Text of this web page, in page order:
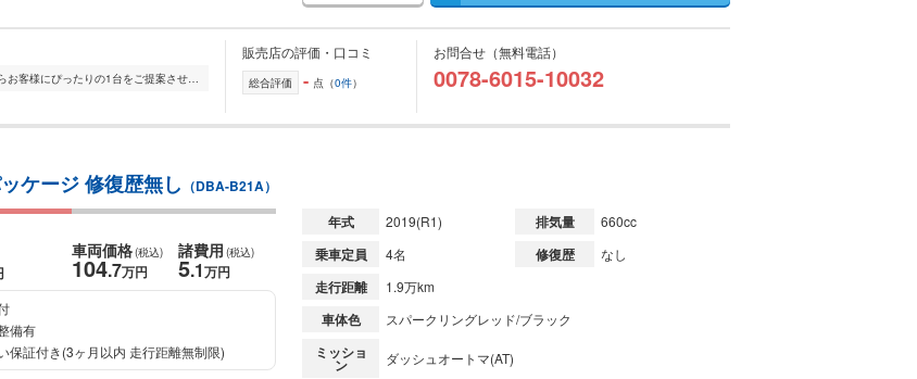
全国的に店舗を展開しており、 豊富な在庫の中からお客様にぴったりの1台をご提案させていただきます。 国産車から輸入車まで幅広く取り扱っており、 登録済未使用車や...
販売店の評価・口コミ
総合評価 - 点（0件）
お問合せ（無料電話）
0078-6015-10032
ケージ 修復歴無し （DBA-B21A）
車両価格(税込)
104.7万円
諸費用 (税込)
5.1万円
備有
保証付き(3ヶ月以内 走行距離無制限)
年式 2019(R1) 排気量 660cc
乗車定員 4名 修復歴 なし
走行距離 1.9万km
車体色 スパークリングレッド/ブラック
ミッショ
ン ダッシュオートマ(AT)